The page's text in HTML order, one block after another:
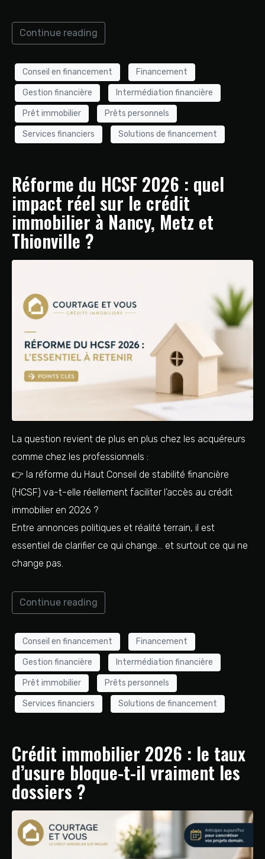
Continue reading
Conseil en financement Financement
Gestion financière Intermédiation financière
Prêt immobilier Prêts personnels
Services financiers Solutions de financement
Réforme du HCSF 2026 : quel
impact réel sur le crédit
immobilier à Nancy, Metz et
Thionville ?
La question revient de plus en plus chez les acquéreurs
comme chez les professionnels :
👉 la réforme du Haut Conseil de stabilité financière
(HCSF) va-t-elle réellement faciliter l’accès au crédit
immobilier en 2026 ?
Entre annonces politiques et réalité terrain, il est
essentiel de clarifier ce qui change… et surtout ce qui ne
change pas.
Continue reading
Conseil en financement Financement
Gestion financière Intermédiation financière
Prêt immobilier Prêts personnels
Services financiers Solutions de financement
Crédit immobilier 2026 : le taux
d’usure bloque-t-il vraiment les
dossiers ?